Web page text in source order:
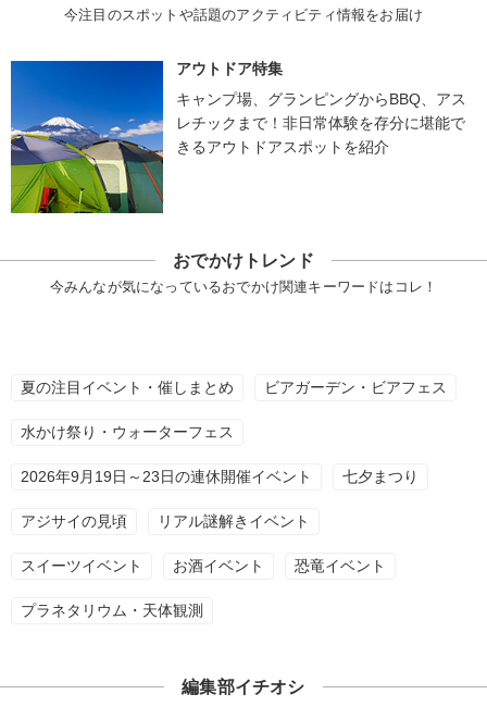
今注目のスポットや話題のアクティビティ情報をお届け
アウトドア特集
キャンプ場、グランピングからBBQ、アス
レチックまで！非日常体験を存分に堪能で
きるアウトドアスポットを紹介
おでかけトレンド
今みんなが気になっているおでかけ関連キーワードはコレ！
夏の注目イベント・催しまとめ ビアガーデン・ビアフェス
水かけ祭り・ウォーターフェス
2026年9月19日～23日の連休開催イベント 七夕まつり
アジサイの見頃 リアル謎解きイベント
スイーツイベント お酒イベント 恐竜イベント
プラネタリウム・天体観測
編集部イチオシ